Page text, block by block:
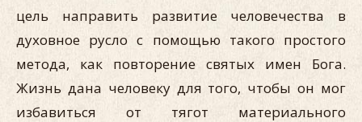
цель направить развитие человечества в
духовное русло с помощью такого простого
метода, как повторение святых имен Бога.
Жизнь дана человеку для того, чтобы он мог
избавиться от тягот материального